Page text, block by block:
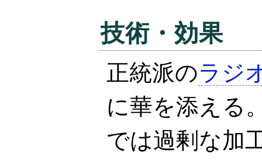
技術 ・効果
正統派のラジ
に華を添える
では過剰な加